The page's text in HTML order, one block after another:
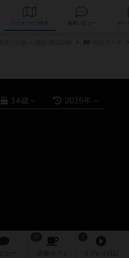
データベース
14歳～ 2025年～
ュー 店舗/ カフェ